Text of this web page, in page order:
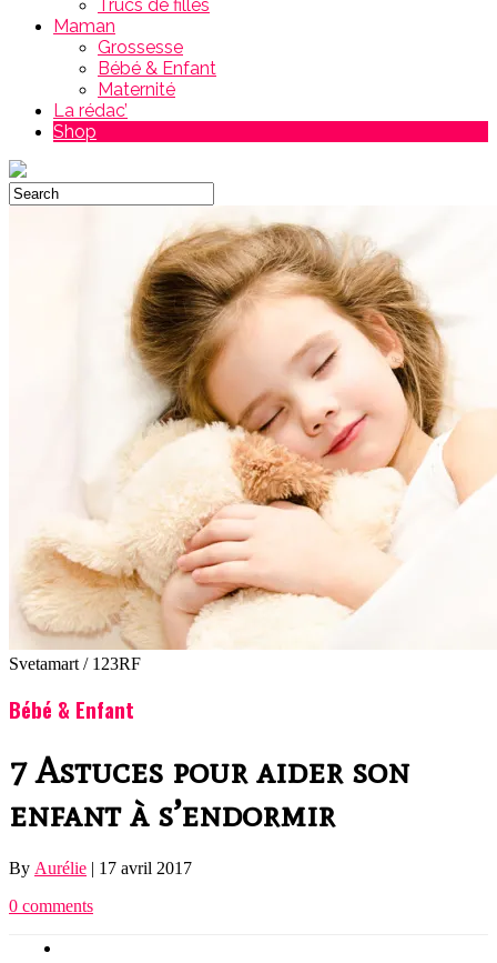
Trucs de filles
Maman
Grossesse
Bébé & Enfant
Maternité
La rédac’
Shop
Svetamart / 123RF
Bébé & Enfant
7 Astuces pour aider son
enfant à s’endormir
By Aurélie | 17 avril 2017
0 comments